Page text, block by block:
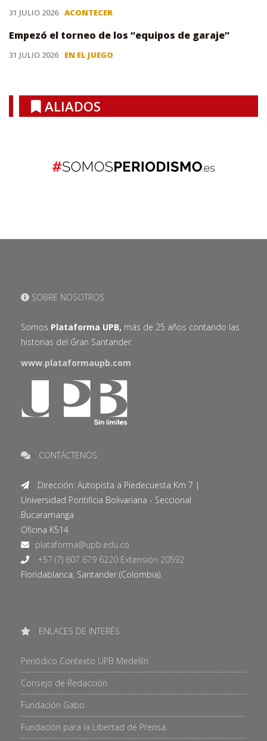
31 JULIO 2026 ACONTECER
Empezó el torneo de los “equipos de garaje”
31 JULIO 2026 EN EL JUEGO
ALIADOS
SOBRE NOSOTROS
Somos Plataforma UPB, más de 25 años contando las
historias del Gran Santander.
www.plataformaupb.com
CONTÁCTENOS
Dirección: Autopista a Piedecuesta Km 7 |
Universidad Pontificia Bolivariana - Seccional
Bucaramanga
Oficina K514
+57 (7) 607 679 6220 Extensión 20592
Floridablanca, Santander (Colombia).
ENLACES DE INTERÉS
Periódico Contexto UPB Medellín
Consejo de Redacción
Fundación Gabo
Fundación para la Libertad de Prensa